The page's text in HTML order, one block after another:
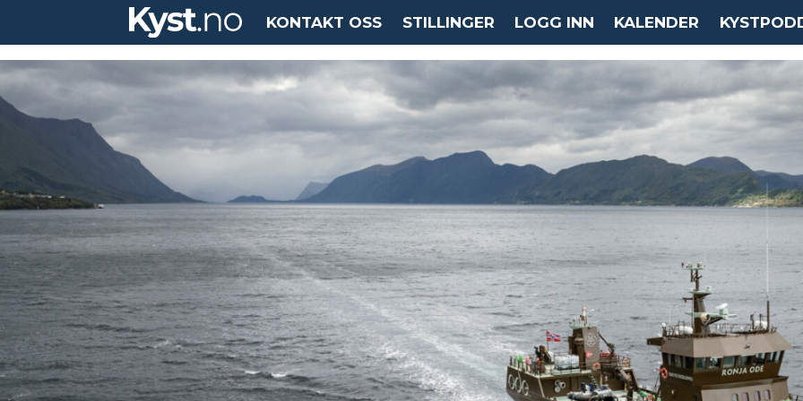
KONTAKT OSS STILLINGER LOGG INN KALENDER